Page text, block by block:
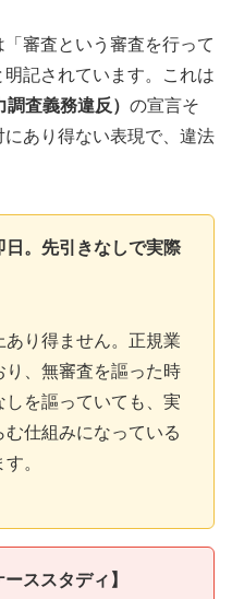
審査という審査を行って
記されています。これは
査義務違反） の宣言そ
あり得ない表現で、違法
日。先引きなしで実際
あり得ません。正規業
、無審査を謳った時
を謳っていても、実
仕組みになっている
。
ススタディ】